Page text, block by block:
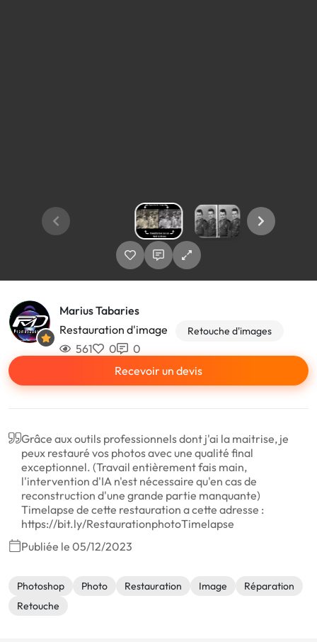
Marius Tabaries
Restauration d'image
Retouche d'images
561 0
0
Recevoir un devis
Grâce aux outils professionnels dont j'ai la maitrise, je
peux restauré vos photos avec une qualité final
exceptionnel. (Travail entièrement fais main,
l'intervention d'IA n'est nécessaire qu'en cas de
reconstruction d'une grande partie manquante)
Timelapse de cette restauration a cette adresse :
https://bit.ly/RestaurationphotoTimelapse
Publiée le 05/12/2023
Photoshop Photo Restauration Image
Réparation
Retouche